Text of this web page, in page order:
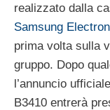
realizzato dalla
Samsung
prima volta sulla
gruppo. Dopo
l’annuncio
B3410 entrerà